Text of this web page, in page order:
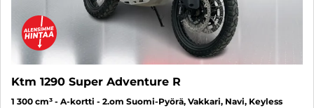
Ktm 1290 Super Adventure R
1 300 cm³ - A-kortti - 2.om Suomi-Pyörä, Vakkari, Navi, Keyless